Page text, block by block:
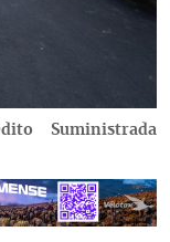
Suministrada